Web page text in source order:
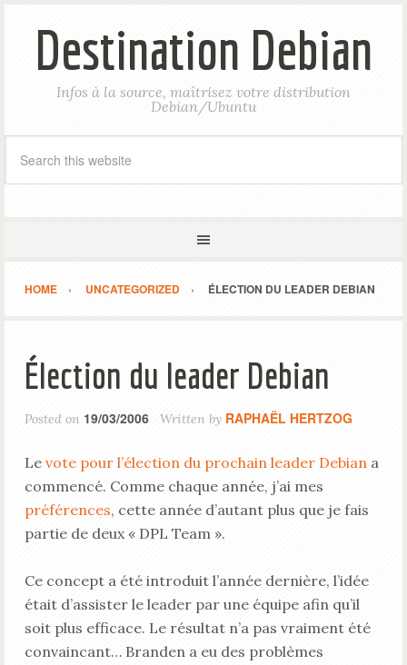
Destination Debian
Infos à la source, maîtrisez votre distribution
Debian/Ubuntu
HOME UNCATEGORIZED ÉLECTION DU LEADER DEBIAN
Élection du leader Debian
Posted on 19/03/2006 Written by RAPHAËL HERTZOG
Le vote pour l’élection du prochain leader Debiana
commencé. Comme chaque année, j’ai mes
préférences, cette année d’autant plus que je fais
partie de deux « DPL Team ».
Ce concept a été introduit l’année dernière, l’idée
était d’assister le leader par une équipe afin qu’il
soit plus efficace. Le résultat n’a pas vraiment été
convaincant… Branden a eu des problèmes